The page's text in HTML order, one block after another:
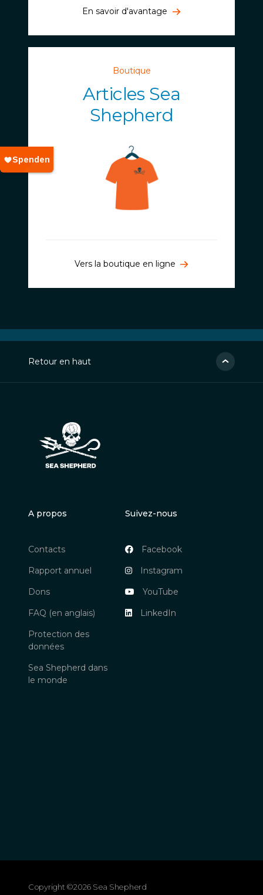
En savoir d'avantage
Boutique
Articles Sea
Shepherd
Vers la boutique en ligne
Retour en haut
A propos
Contacts
Rapport annuel
Dons
FAQ (en anglais)
Protection des
données
Sea Shepherd dans
le monde
Suivez-nous
Facebook
Instagram
YouTube
LinkedIn
Copyright ©2026 Sea Shepherd